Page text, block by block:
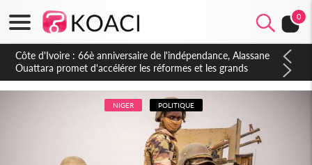
0
Côte d'Ivoire : À Abidjan, Amadou Oury Bah admire le modèle
ivoirien et veut s'en inspirer pour accélérer le développement
de la Guinée
NIGER POLITIQUE